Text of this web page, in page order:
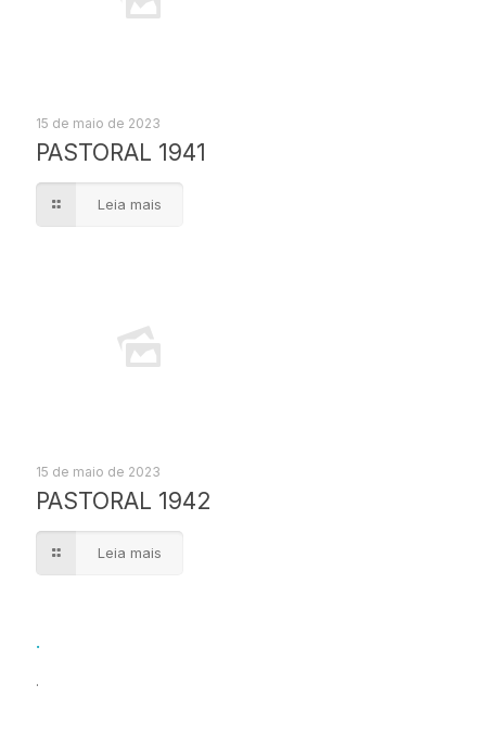
15 de maio de 2023
PASTORAL 1941
Leia mais
15 de maio de 2023
PASTORAL 1942
Leia mais
.
.